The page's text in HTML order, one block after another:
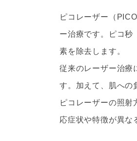
ピコレーザー（
ー治療です。ピコ秒
素を除去します。
従来のレーザー治療
す。加えて、肌への
ピコレーザーの照
応症状や特徴が異な